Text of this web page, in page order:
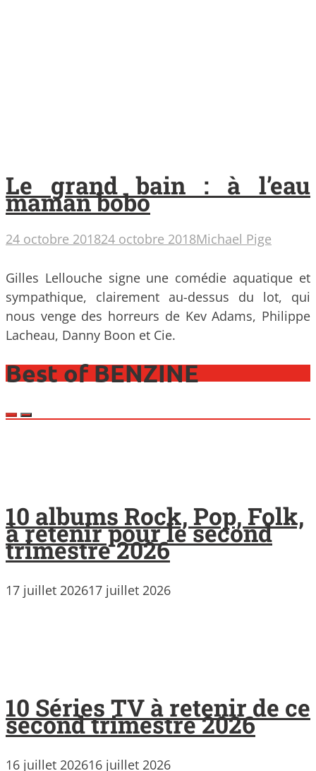
Le grand bain : à l’eau
maman bobo
24 octobre 201824 octobre 2018Michael Pige
Gilles Lellouche signe une comédie aquatique et
sympathique, clairement au-dessus du lot, qui
nous venge des horreurs de Kev Adams, Philippe
Lacheau, Danny Boon et Cie.
Best of BENZINE
10 albums Rock, Pop, Folk,
à retenir pour le second
trimestre 2026
17 juillet 202617 juillet 2026
10 Séries TV à retenir de ce
second trimestre 2026
16 juillet 202616 juillet 2026